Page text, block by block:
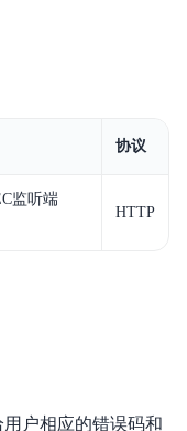
协议
监听端
HTTP
户相应的错误码和